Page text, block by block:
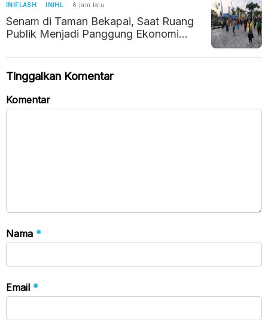
INIFLASH INIHL 6 jam lalu
Senam di Taman Bekapai, Saat Ruang
Publik Menjadi Panggung Ekonomi
Tinggalkan Komentar
Komentar
Nama *
Email *